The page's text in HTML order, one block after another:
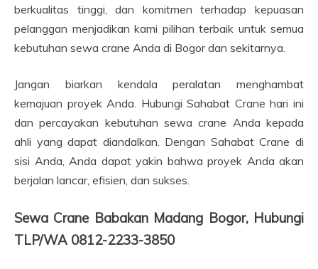
berkualitas tinggi, dan komitmen terhadap kepuasan
pelanggan menjadikan kami pilihan terbaik untuk semua
kebutuhan sewa crane Anda di Bogor dan sekitarnya.
Jangan biarkan kendala peralatan menghambat
kemajuan proyek Anda. Hubungi Sahabat Crane hari ini
dan percayakan kebutuhan sewa crane Anda kepada
ahli yang dapat diandalkan. Dengan Sahabat Crane di
sisi Anda, Anda dapat yakin bahwa proyek Anda akan
berjalan lancar, efisien, dan sukses.
Sewa Crane Babakan Madang Bogor, Hubungi
TLP/WA 0812-2233-3850